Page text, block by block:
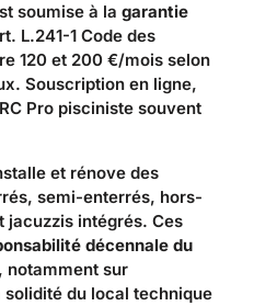
soumise à la garantie
L.241-1 Code des
120 et 200 €/mois selon
Souscription en ligne,
Pro pisciniste souvent
et rénove des
semi-enterrés, hors-
jacuzzis intégrés. Ces
décennale du
notamment sur
solidité du local technique